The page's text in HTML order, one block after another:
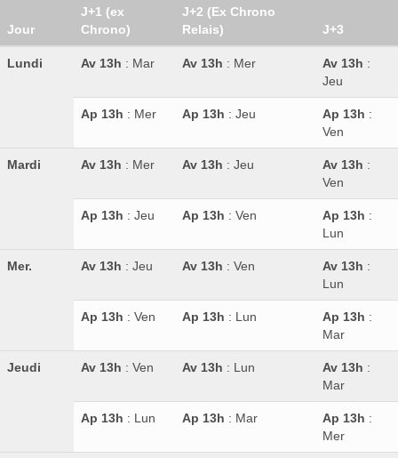
Jour
J+1 (ex
Chrono)
J+2 (Ex Chrono
Relais)
J+3
Lundi Av 13h : Mar Av 13h : Mer Av 13h :
Jeu
Ap 13h : Mer Ap 13h : Jeu Ap 13h :
Ven
Mardi Av 13h : Mer Av 13h : Jeu Av 13h :
Ven
Ap 13h : Jeu Ap 13h : Ven Ap 13h :
Lun
Mer. Av 13h : Jeu Av 13h : Ven Av 13h :
Lun
Ap 13h : Ven Ap 13h : Lun Ap 13h :
Mar
Jeudi Av 13h : Ven Av 13h : Lun Av 13h :
Mar
Ap 13h : Lun Ap 13h : Mar Ap 13h :
Mer